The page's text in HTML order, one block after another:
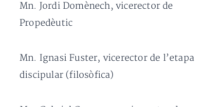
Mn. Jordi Domènech, vicerector de
Propedèutic
Mn. Ignasi Fuster, vicerector de l’etapa
discipular (filosòfica)